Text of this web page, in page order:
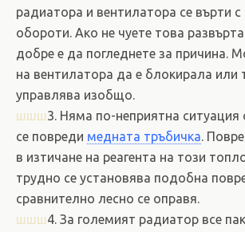
радиатора и вентилатора се върти
обороти. Ако не чуете това
добре е да погледнете за причина.
на вентилатора да е блокирала или
управлява изобщо.
шшш3. Няма по-неприятна ситуация
се повреди медната тръбичка.
в изтичане на реагента на този
трудно се установява подобна
сравнително лесно се оправя.
шшш4. За големият радиатор все